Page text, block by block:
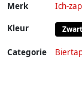
Merk Ich-
Kleur Zwart
Categorie